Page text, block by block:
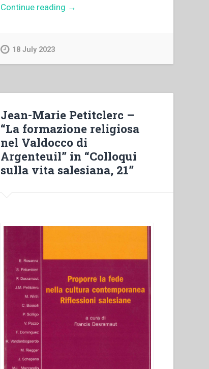
Continue reading “Maria
in
alcune
istituzioni
salesiane
in
Italia.
Qualche
sulla
21””
→
18 July 2023
Jean-Marie Petitclerc –
“La formazione religiosa
nel Valdocco di
Argenteuil” in “Colloqui
sulla vita salesiana, 21”